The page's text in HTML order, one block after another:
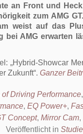
an Front und
zum AMG
weist auf das
bei AMG erwarten
Hybrid-Showcar
Zukunft . Ganzer
of Driving Performance
, EQ Power+,
Concept, Mirror Cam,
Veröffentlicht in